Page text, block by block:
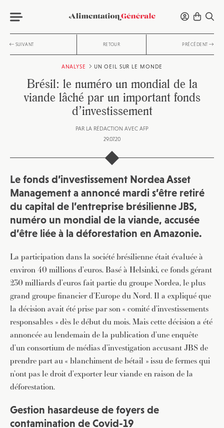
SUIVANT RETOUR PRÉCÉDENT
ANALYSE UN OEIL SUR LE MONDE
Brésil: le numéro un mondial de la
viande lâché par un important fonds
d’investissement
PAR LA RÉDACTION AVEC AFP
29.07.20
Le fonds d’investissement Nordea Asset
Management a annoncé mardi s’être retiré
du capital de l’entreprise brésilienne JBS,
numéro un mondial de la viande, accusée
d’être liée à la déforestation en Amazonie.
La participation dans la société brésilienne était évaluée à
environ 40 millions d’euros. Basé à Helsinki, ce fonds gérant
230 milliards d’euros fait partie du groupe Nordea, le plus
grand groupe financier d’Europe du Nord. Il a expliqué que
la décision avait été prise par son « comité d’investissements
responsables » dès le début du mois. Mais cette décision a été
annoncée au lendemain de la publication d’une enquête
d’un consortium de médias d’investigation accusant JBS de
prendre part au « blanchiment de bétail » issu de fermes qui
n’ont pas le droit d’exporter leur viande en raison de la
déforestation.
Gestion hasardeuse de foyers de
contamination de Covid-19